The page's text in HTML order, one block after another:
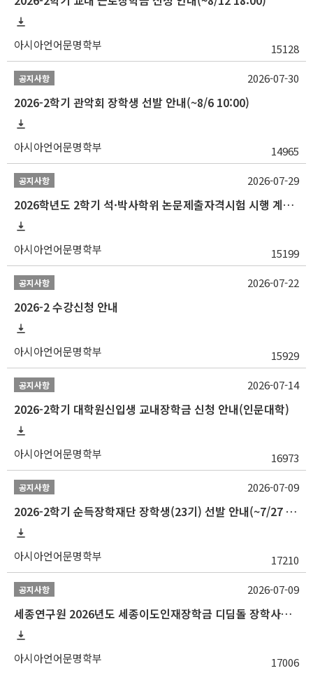
아시아언어문명학부 15128
공지사항
2026-2학기 관악회 장학생 선발 안내(~8/6 10:00)
아시아언어문명학부 14965
2026-07-30
공지사항
2026학년도 2학기 석·박사학위 논문제출자격시험 시행 계획 공고
아시아언어문명학부 15199
2026-07-29
공지사항
2026-2 수강신청 안내
아시아언어문명학부 15929
2026-07-22
공지사항
2026-2학기 대학원신입생 교내장학금 신청 안내(인문대학)
아시아언어문명학부 16973
2026-07-14
공지사항
2026-2학기 순득장학재단 장학생(23기) 선발 안내(~7/27 10:00)
아시아언어문명학부 17210
2026-07-09
공지사항
세종연구원 2026년도 세종이도인재장학금 디딤돌 장학사업 학자금대출 관련분야(원금상환, 이자지원) 신청 사업 안내
아시아언어문명학부 17006
2026-07-09